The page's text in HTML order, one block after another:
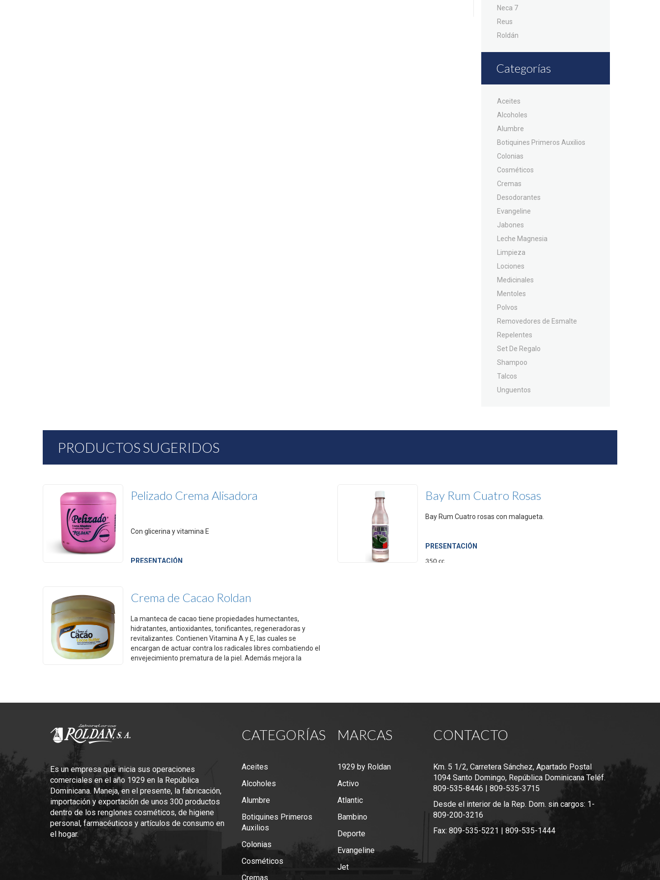
Neca 7
Reus
Roldán
Categorías
Aceites
Alcoholes
Alumbre
Botiquines Primeros Auxilios
Colonias
Cosméticos
Cremas
Desodorantes
Evangeline
Jabones
Leche Magnesia
Limpieza
Lociones
Medicinales
Mentoles
Polvos
Removedores de Esmalte
Repelentes
Set De Regalo
Shampoo
Talcos
Unguentos
PRODUCTOS SUGERIDOS
Pelizado Crema Alisadora
Con glicerina y vitamina E
PRESENTACIÓN
Bay Rum Cuatro Rosas
Bay Rum Cuatro rosas con malagueta.
PRESENTACIÓN
350 cc
Crema de Cacao Roldan
La manteca de cacao tiene propiedades humectantes,
hidratantes, antioxidantes, tonificantes, regeneradoras y
revitalizantes. Contienen Vitamina A y E, las cuales se
encargan de actuar contra los radicales libres combatiendo el
envejecimiento prematura de la piel. Además mejora la
Es un empresa que inicia sus operaciones
comerciales en el año 1929 en la República
Dominicana. Maneja, en el presente, la fabricación,
importación y exportación de unos 300 productos
dentro de los renglones cosméticos, de higiene
personal, farmacéuticos y artículos de consumo en
el hogar.
CATEGORÍAS
Aceites
Alcoholes
Alumbre
Botiquines Primeros
Auxilios
Colonias
Cosméticos
Cremas
MARCAS
1929 by Roldan
Activo
Atlantic
Bambino
Deporte
Evangeline
Jet
CONTACTO
Km. 5 1/2, Carretera Sánchez, Apartado Postal
1094 Santo Domingo, República Dominicana Teléf.
809-535-8446 | 809-535-3715
Desde el interior de la Rep. Dom. sin cargos: 1-
809-200-3216
Fax: 809-535-5221 | 809-535-1444